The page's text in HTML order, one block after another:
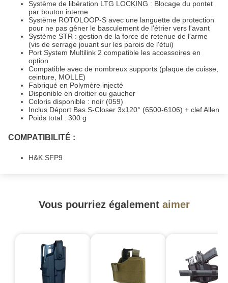
Système de libération LTG LOCKING : Blocage du pontet
par bouton interne
Système ROTOLOOP-S avec une languette de protection
pour ne pas gêner le basculement de l'étrier vers l'avant
Système STR : gestion de la force de retenue de l'arme
(vis de serrage jouant sur les parois de l'étui)
Port System Multilink 2 compatible les accessoires en
option
Compatible avec de nombreux supports (plaque de cuisse,
ceinture, MOLLE)
Fabriqué en Polymère injecté
Disponible en droitier ou gaucher
Coloris disponible : noir (059)
Inclus Déport Bas S-Closer 3x120° (6500-6106) + clef Allen
Poids total : 300 g
COMPATIBILITÉ :
H&K SFP9
Vous pourriez également aimer